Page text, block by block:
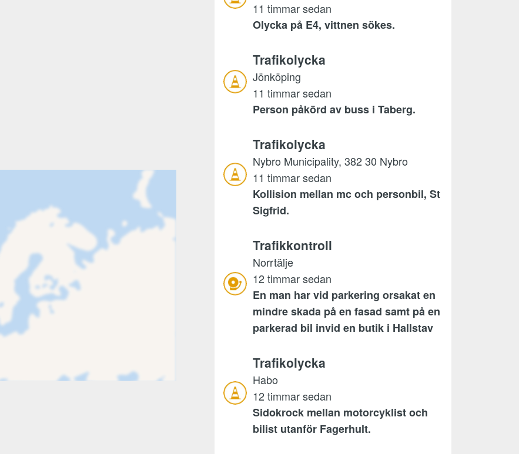
11 timmar sedan
Olycka på E4, vittnen sökes.
Trafikolycka
Jönköping
11 timmar sedan
Person påkörd av buss i Taberg.
Trafikolycka
Nybro Municipality, 382 30 Nybro
11 timmar sedan
Kollision mellan mc och personbil, St
Sigfrid.
Trafikkontroll
Norrtälje
12 timmar sedan
En man har vid parkering orsakat en
mindre skada på en fasad samt på en
parkerad bil invid en butik i Hallstav
Trafikolycka
Habo
12 timmar sedan
Sidokrock mellan motorcyklist och
bilist utanför Fagerhult.